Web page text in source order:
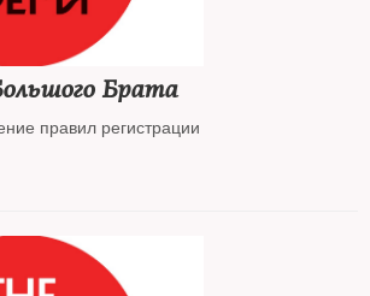
Брата
правил регистрации